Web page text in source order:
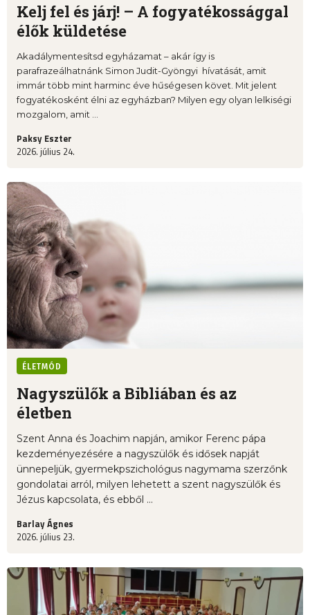
Kelj fel és járj! – A fogyatékossággal
élők küldetése
Akadálymentesítsd egyházamat – akár így is
parafrazeálhatnánk Simon Judit-Gyöngyi hívatását, amit
immár több mint harminc éve hűségesen követ. Mit jelent
fogyatékosként élni az egyházban? Milyen egy olyan lelkiségi
mozgalom, amit ...
Paksy Eszter
2026. július 24.
ÉLETMÓD
Nagyszülők a Bibliában és az
életben
Szent Anna és Joachim napján, amikor Ferenc pápa
kezdeményezésére a nagyszülők és idősek napját
ünnepeljük, gyermekpszichológus nagymama szerzőnk
gondolatai arról, milyen lehetett a szent nagyszülők és
Jézus kapcsolata, és ebből ...
Barlay Ágnes
2026. július 23.